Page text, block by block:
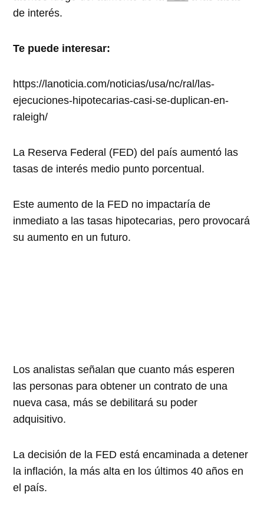
de interés.
Te puede interesar:
https://lanoticia.com/noticias/usa/nc/ral/las-
ejecuciones-hipotecarias-casi-se-duplican-en-
raleigh/
La Reserva Federal (FED) del país aumentó las
tasas de interés medio punto porcentual.
Este aumento de la FED no impactaría de
inmediato a las tasas hipotecarias, pero provocará
su aumento en un futuro.
Los analistas señalan que cuanto más esperen
las personas para obtener un contrato de una
nueva casa, más se debilitará su poder
adquisitivo.
La decisión de la FED está encaminada a detener
la inflación, la más alta en los últimos 40 años en
el país.